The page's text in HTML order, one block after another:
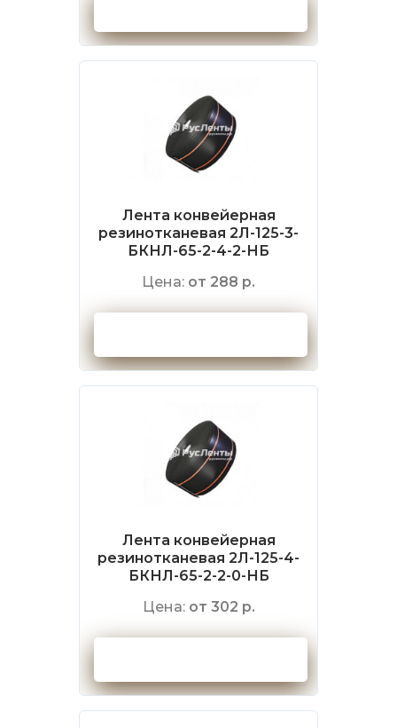
Лента конвейерная
резинотканевая 2Л-125-3-
БКНЛ-65-2-4-2-НБ
Цена: от 288 р.
Лента конвейерная
резинотканевая 2Л-125-4-
БКНЛ-65-2-2-0-НБ
Цена: от 302 р.